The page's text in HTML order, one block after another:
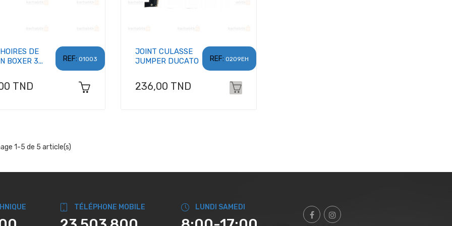
REF: 01003
DE
BOXER 3...
TND
REF: 0209EH
JOINT CULASSE
JUMPER DUCATO
Prix
236,00 TND
1-5 de 5 article(s)
TÉLÉPHONE MOBILE LUNDI SAMEDI